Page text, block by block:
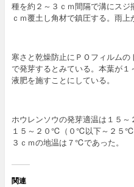
種を約２～３ｃｍ間隔で溝にスジ
ｃｍ覆土し角材で鎮圧する。雨上
寒さと乾燥防止にＰＯフィルム
で発芽するとみている。本葉が
液肥を施すことにしている。
ホウレンソウの発芽適温は１５
１５～２０℃（０℃以下～２５℃
３ｃｍの地温は７℃であった。
関連